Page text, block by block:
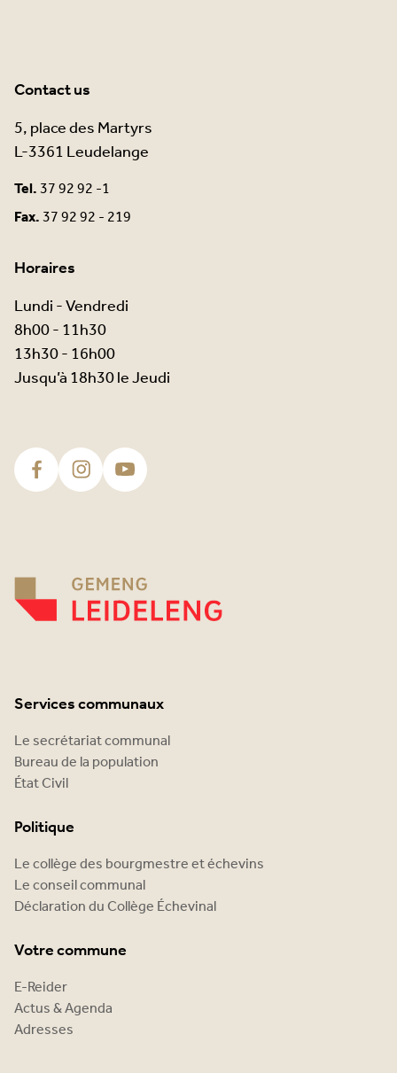
Contact us
5, place des Martyrs
L-3361 Leudelange
Tel.37 92 92 -1
Fax.37 92 92 - 219
Horaires
Lundi - Vendredi
8h00 - 11h30
13h30 - 16h00
Jusqu’à 18h30 le Jeudi
Services communaux
Le secrétariat communal
Bureau de la population
État Civil
Politique
Le collège des bourgmestre et échevins
Le conseil communal
Déclaration du Collège Échevinal
Votre commune
E-Reider
Actus & Agenda
Adresses